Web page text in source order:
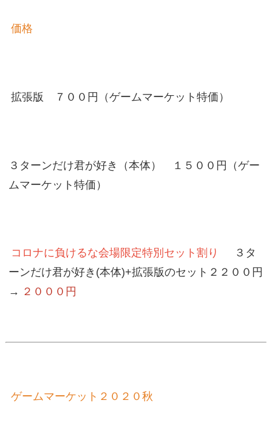
価格
拡張版 ７００円（ゲームマーケット特価）
３ターンだけ君が好き（本体） １５００円（ゲー
ムマーケット特価）
コロナに負けるな会場限定特別セット割り
３タ
ーンだけ君が好き(本体)+拡張版のセット２２００円
→ ２０００円
ゲームマーケット２０２０秋